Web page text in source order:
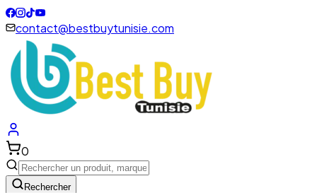
contact@bestbuytunisie.com
0
Rechercher